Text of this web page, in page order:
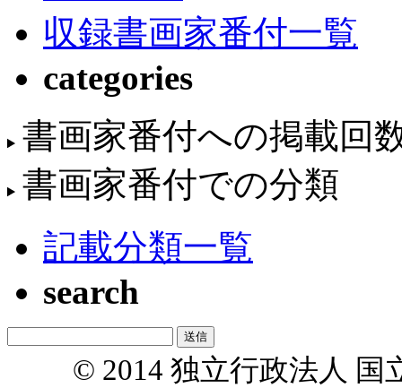
収録書画家番付一覧
categories
書画家番付への掲載回
書画家番付での分類
記載分類一覧
search
© 2014 独立行政法人 国